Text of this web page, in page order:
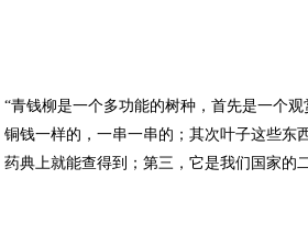
“青钱柳是一个多功能的树种，首先是一个
铜钱一样的，一串一串的；其次叶子这些东
药典上就能查得到；第三，它是我们国家的